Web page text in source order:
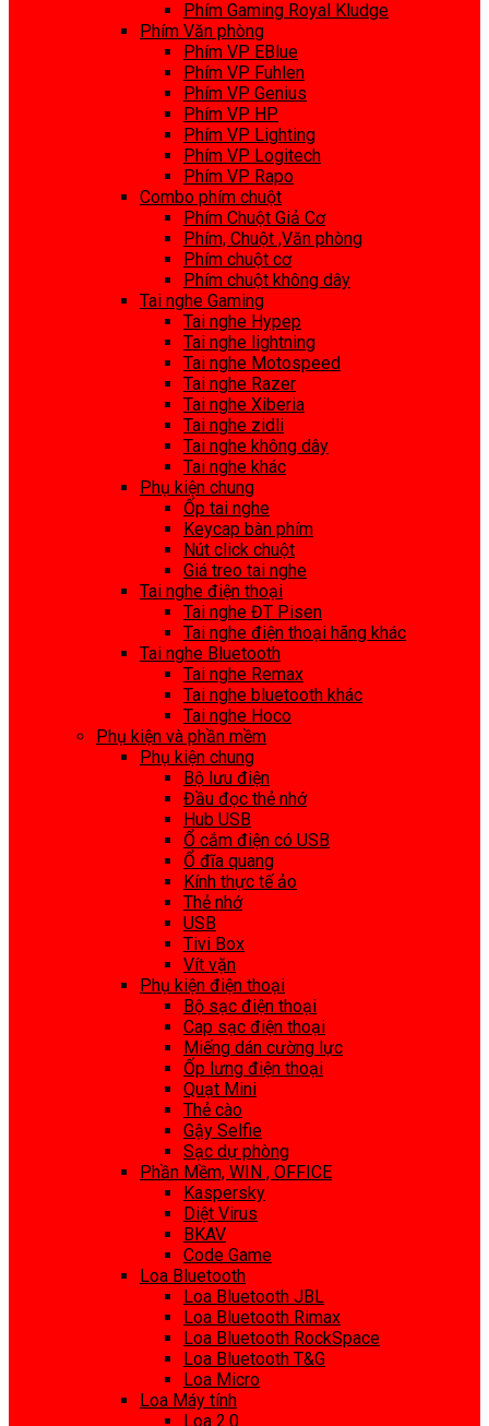
Phím Gaming Royal Kludge
Phím Văn phòng
Phím VP EBlue
Phím VP Fuhlen
Phím VP Genius
Phím VP HP
Phím VP Lighting
Phím VP Logitech
Phím VP Rapo
Combo phím chuột
Phím Chuột Giả Cơ
Phím, Chuột ,Văn phòng
Phím chuột cơ
Phím chuột không dây
Tai nghe Gaming
Tai nghe Hypep
Tai nghe lightning
Tai nghe Motospeed
Tai nghe Razer
Tai nghe Xiberia
Tai nghe zidli
Tai nghe không dây
Tai nghe khác
Phụ kiện chung
Ốp tai nghe
Keycap bàn phím
Nút click chuột
Giá treo tai nghe
Tai nghe điện thoại
Tai nghe ĐT Pisen
Tai nghe điện thoại hãng khác
Tai nghe Bluetooth
Tai nghe Remax
Tai nghe bluetooth khác
Tai nghe Hoco
Phụ kiện và phần mềm
Phụ kiện chung
Bộ lưu điện
Đầu đọc thẻ nhớ
Hub USB
Ổ cắm điện có USB
Ổ đĩa quang
Kính thực tế ảo
Thẻ nhớ
USB
Tivi Box
Vít vặn
Phụ kiện điện thoại
Bộ sạc điện thoại
Cap sạc điện thoại
Miếng dán cường lực
Ốp lưng điện thoại
Quạt Mini
Thẻ cào
Gậy Selfie
Sạc dự phòng
Phần Mềm, WIN , OFFICE
Kaspersky
Diệt Virus
BKAV
Code Game
Loa Bluetooth
Loa Bluetooth JBL
Loa Bluetooth Rimax
Loa Bluetooth RockSpace
Loa Bluetooth T&G
Loa Micro
Loa Máy tính
Loa 2.0